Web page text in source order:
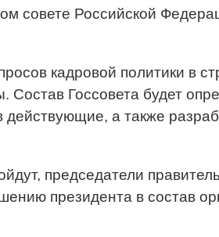
совете Российской
кадровой политики в
Состав Госсовета будет
действующие, а также
председатели
президента в состав